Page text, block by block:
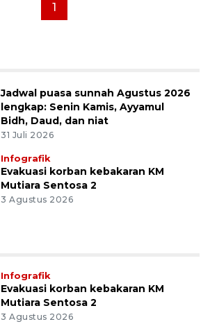
1
Jadwal puasa sunnah Agustus 2026
lengkap: Senin Kamis, Ayyamul
Bidh, Daud, dan niat
31 Juli 2026
Infografik
Evakuasi korban kebakaran KM
Mutiara Sentosa 2
3 Agustus 2026
Infografik
Evakuasi korban kebakaran KM
Mutiara Sentosa 2
3 Agustus 2026